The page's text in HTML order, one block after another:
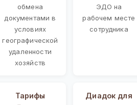
обмена
документами в
условиях
географической
удаленности
хозяйств
ЭДО на
рабочем месте
сотрудника
Тарифы
Диадок для